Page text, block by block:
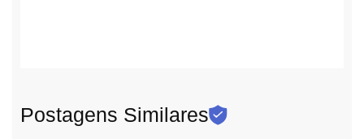
Postagens Similares